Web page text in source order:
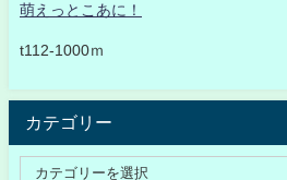
萌えっとこあに！
t112-1000ｍ
カテゴリー